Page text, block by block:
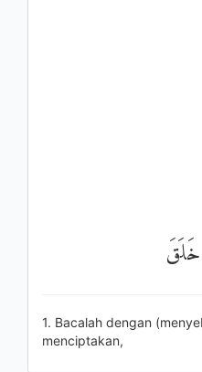
1. Bacalah dengan
menciptakan,